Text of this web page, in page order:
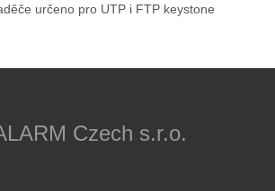
určeno pro UTP i FTP keystone
Czech s.r.o.